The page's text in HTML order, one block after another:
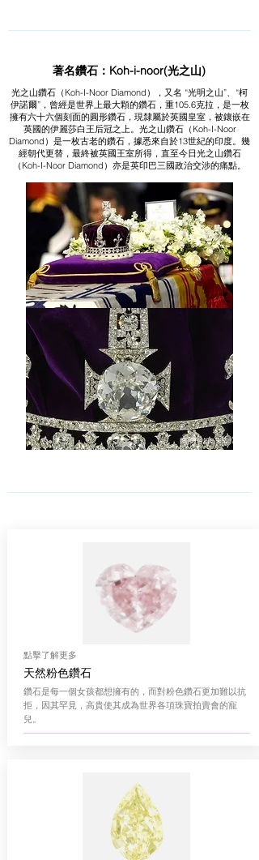
著名鑽石：Koh-i-noor(光之山)
光之山鑽石（Koh-I-Noor Diamond），又名 “光明之山”、“柯
伊諾爾”，曾經是世界上最大顆的鑽石，重105.6克拉，是一枚
擁有六十六個刻面的圓形鑽石，現隸屬於英國皇室，被鑲嵌在
英國的伊麗莎白王后冠之上。光之山鑽石（Koh-I-Noor
Diamond）是一枚古老的鑽石，據悉來自於13世紀的印度。幾
經朝代更替，最終被英國王室所得，直至今日光之山鑽石
（Koh-I-Noor Diamond）亦是英印巴三國政治交涉的痛點。
點擊了解更多
天然粉色鑽石
鑽石是每一個女孩都想擁有的，而對粉色鑽石更加難以抗
拒，因其罕見，高貴使其成為世界各項珠寶拍賣會的寵
兒。